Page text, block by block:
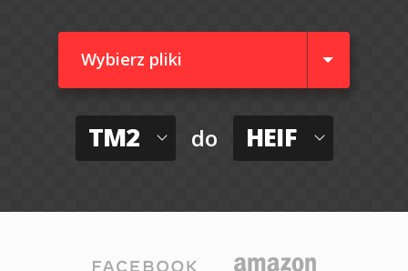
Wybierz pliki
TM2 do HEIF